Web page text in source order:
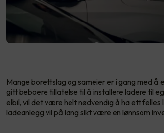
Mange borettslag og sameier er i gang med
gitt beboere tillatelse til å installere ladere til
elbil, vil det være helt nødvendig å ha ettfelles
ladeanlegg vil på lang sikt være en lønnsom